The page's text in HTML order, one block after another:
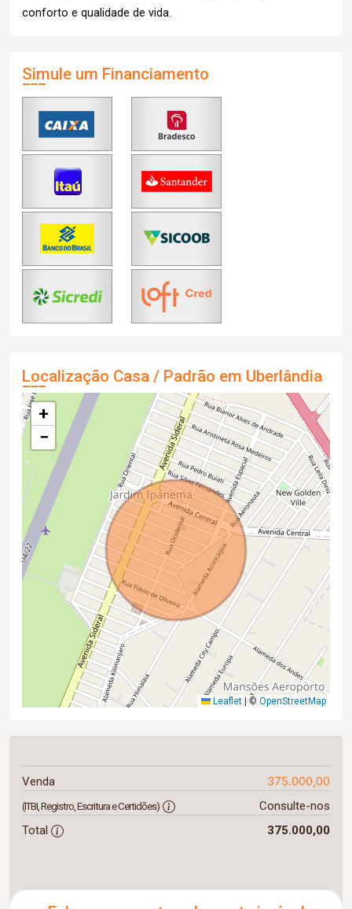
conforto e qualidade de vida.
Simule um Financiamento
Localização Casa / Padrão em Uberlândia
+
−
Leaflet |© OpenStreetMap
Venda 375.000,00
(ITBI, Registro, Escritura e Certidões)
Consulte-nos
Total
375.000,00